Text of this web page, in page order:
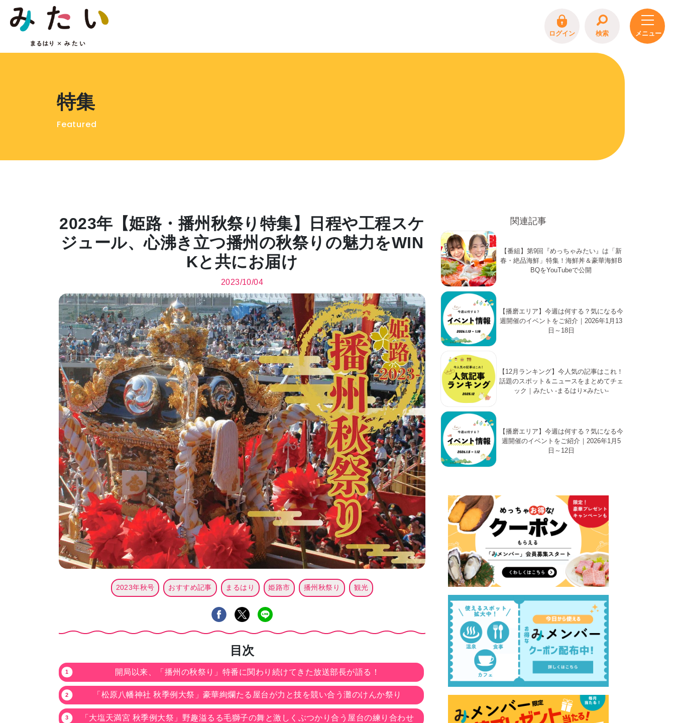
ログイン 検索
特集
Featured
2023年【姫路・播州秋祭り特集】日程や工程スケ
ジュール、心沸き立つ播州の秋祭りの魅力をWIN
Kと共にお届け
2023/10/04
2023年秋号 おすすめ記事 まるはり 姫路市 播州秋祭り 観光
目次
開局以来、「播州の秋祭り」特番に関わり続けてきた放送部長が語る！
「松原八幡神社 秋季例大祭」豪華絢爛たる屋台が力と技を競い合う灘のけんか祭り
「大塩天満宮 秋季例大祭」野趣溢るる毛獅子の舞と激しくぶつかり合う屋台の練り合わせ
関連記事
【番組】第9回『めっちゃみたい』は「新
春・絶品海鮮」特集！海鮮丼＆豪華海鮮B
BQをYouTubeで公開
【播磨エリア】今週は何する？気になる今
週開催のイベントをご紹介｜2026年1月13
日～18日
【12月ランキング】今人気の記事はこれ！
話題のスポット＆ニュースをまとめてチェ
ック｜みたい -まるはり×みたい-
【播磨エリア】今週は何する？気になる今
週開催のイベントをご紹介｜2026年1月5
日～12日